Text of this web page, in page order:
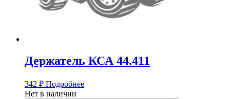
Держатель КСА 44.411
342 ₽ Подробнее
Нет в наличии